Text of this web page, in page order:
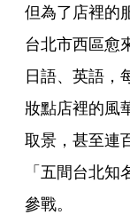
但為了店裡的
台北市西區愈
日語、英語，
妝點店裡的風
取景，甚至連
「五間台北
參戰。